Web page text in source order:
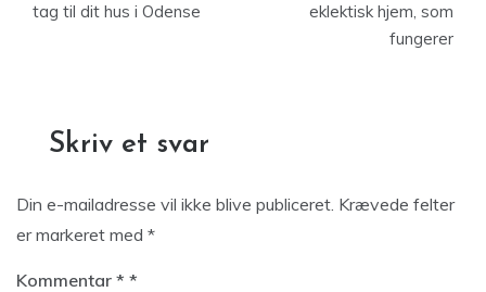
tag til dit hus i Odense
eklektisk hjem, som
fungerer
Skriv et svar
Din e-mailadresse vil ikke blive publiceret. Krævede felter
er markeret med *
Kommentar *